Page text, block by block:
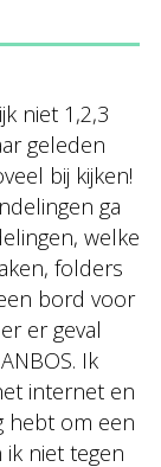
niet 1,2,3
geleden
bij kijken!
ga
welke
folders
bord voor
er geval
Ik
internet en
hebt om een
niet tegen